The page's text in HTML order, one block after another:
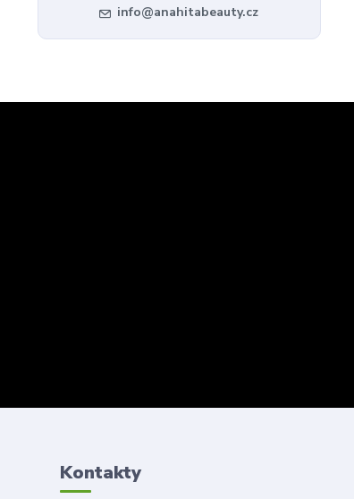
info@anahitabeauty.cz
Kontakty